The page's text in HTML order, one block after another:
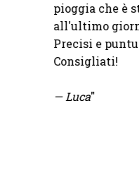
pioggia che è
all'ultimo giorno.
Precisi e
Consigliati!
— Luca"